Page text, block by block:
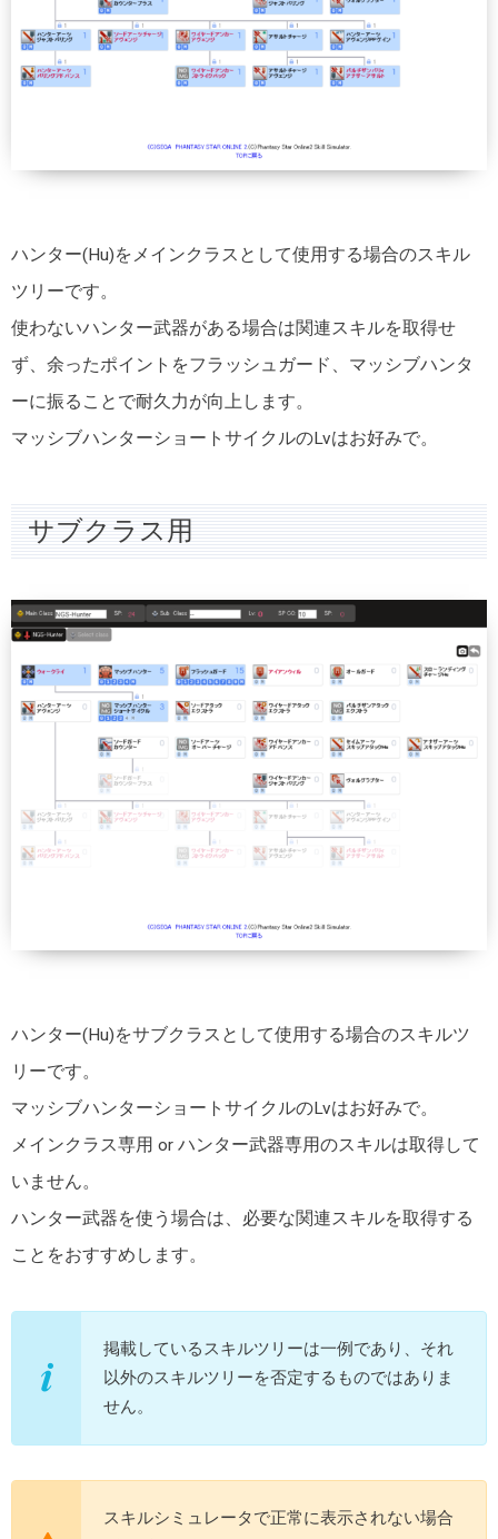
ハンター(Hu)をメインクラスとして使用する場合のスキル
ツリーです。
使わないハンター武器がある場合は関連スキルを取得せ
ず、余ったポイントをフラッシュガード、マッシブハンタ
ーに振ることで耐久力が向上します。
マッシブハンターショートサイクルのLvはお好みで。
サブクラス用
ハンター(Hu)をサブクラスとして使用する場合のスキルツ
リーです。
マッシブハンターショートサイクルのLvはお好みで。
メインクラス専用 or ハンター武器専用のスキルは取得して
いません。
ハンター武器を使う場合は、必要な関連スキルを取得する
ことをおすすめします。
掲載しているスキルツリーは一例であり、それ
以外のスキルツリーを否定するものではありま
せん。
スキルシミュレータで正常に表示されない場合